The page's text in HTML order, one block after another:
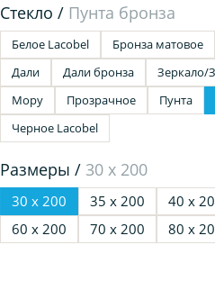
Стекло / Пунта бронза
Белое Lacobel Бронза матовое
Дали
Дали бронза Зеркало/
Мору
Прозрачное Пунта
Черное Lacobel
Размеры / 30 х 200
30 х 200 35 х 200 40 х
60 х 200
70 х 200 80 х